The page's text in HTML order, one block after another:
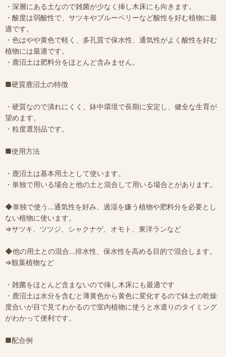
・深層にある土なので雑菌が少なく挿し木床にも向きます。
・酸度は弱酸性で、サツキやブルーベリーなど酸性を好む植物に最
適です。
・色はやや黄色で軽く、多孔質で保水性、通気性がよく酸性を好む
植物には最適です。
・鹿沼土は肥料分をほとんど含みません。
■硬質鹿沼土の特徴
・硬質なので潰れにくく、鉢中環境で長期に安定し、健全な生育が
望めます。
・粒度選別品です。
■使用方法
・鹿沼土は基本用土として使います。
・単独で用いる場合と他の土と混合して用いる場合とがあります。
◆単独で使う…通気性を好み、過湿を嫌う植物や肥料分を必要とし
ない植物に使います。
⇒サツキ、ツツジ、シャクナゲ、オモト、東洋ランなど
◆他の用土との混合…排水性、保水性を高める目的で混合します。
⇒観葉植物など
・雑菌をほとんど含まないので挿し木床にも最適です
・鹿沼土は水分を含むと薄黄色から黄色に変化するので鉢土の乾燥
度合いが目で見てわかるので室内植物に使うと水遣りのタイミング
がわかって便利です。
■配合例